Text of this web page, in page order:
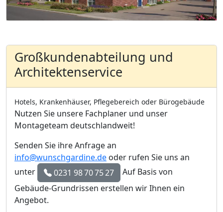
Großkundenabteilung und
Architektenservice
Hotels, Krankenhäuser, Pflegebereich oder Bürogebäude
Nutzen Sie unsere Fachplaner und unser
Montageteam deutschlandweit!
Senden Sie ihre Anfrage an
info@wunschgardine.de oder rufen Sie uns an
unter
0231 98 70 75 27
Auf Basis von
Gebäude-Grundrissen erstellen wir Ihnen ein
Angebot.